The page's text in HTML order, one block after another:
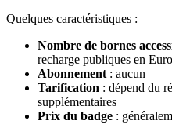
Quelques caractéristiques :
Nombre de bornes
recharge publiques en
Abonnement : aucun
Tarification : dépend du
supplémentaires
Prix du badge :